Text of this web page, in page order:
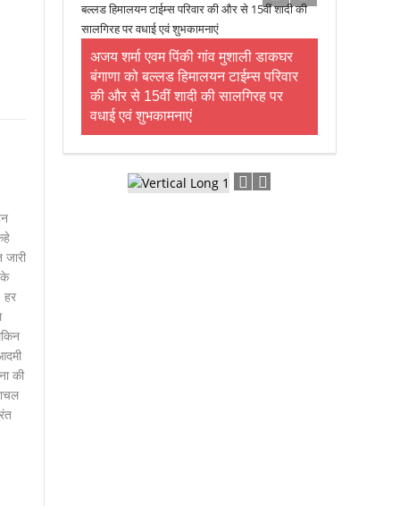
हर
की
अजय शर्मा एवम पिंकी गांव मुशाली डाकघर
बंगाणा को बल्लड हिमालयन टाईम्स परिवार
की और से 15वीं शादी की सालगिरह पर
वधाई एवं शुभकामनाएं